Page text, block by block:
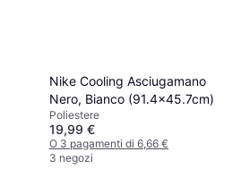
Nike Cooling Asciugamano
Nero, Bianco (91.4x45.7cm)
Poliestere
19,99 €
O 3 pagamenti di 6,66 €
3 negozi